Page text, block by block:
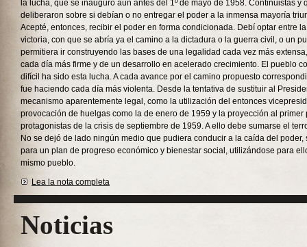
la lucha, que se inauguró aun antes del 1º de mayo de 1958. Continuistas y
deliberaron sobre si debían o no entregar el poder a la inmensa mayoría
Acepté, entonces, recibir el poder en forma condicionada. Debí optar entre
victoria, con que se abría ya el camino a la dictadura o la guerra civil, o un
permitiera ir construyendo las bases de una legalidad cada vez más
cada día más firme y de un desarrollo en acelerado crecimiento. El pueblo
difícil ha sido esta lucha. A cada avance por el camino propuesto
fue haciendo cada día más violenta. Desde la tentativa de sustituir al
mecanismo aparentemente legal, como la utilización del entonces
provocación de huelgas como la de enero de 1959 y la proyección al primer
protagonistas de la crisis de septiembre de 1959. A ello debe sumarse el
No se dejó de lado ningún medio que pudiera conducir a la caída del
para un plan de progreso económico y bienestar social, utilizándose para
mismo pueblo.
Lea la nota completa
Noticias